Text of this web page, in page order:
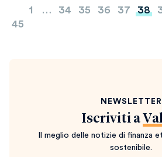
Paginazione
degli
1 … 34 35 36 37 38
45
NEWSLETTER
Iscriviti a
Il meglio delle notizie di finanza
sostenibile.